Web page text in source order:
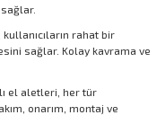
rahat bir
sağlar. Kolay kavrama ve
el aletleri, her tür
onarım, montaj ve